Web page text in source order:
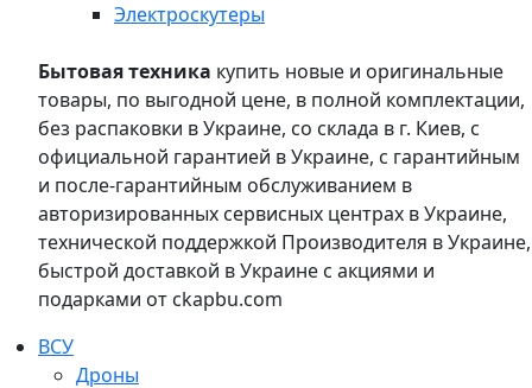
Электроскутеры
Бытовая техника купить новые и оригинальные
товары, по выгодной цене, в полной комплектации,
без распаковки в Украине, со склада в г. Киев, с
официальной гарантией в Украине, с гарантийным
и после-гарантийным обслуживанием в
авторизированных сервисных центрах в Украине,
технической поддержкой Производителя в Украине,
быстрой доставкой в Украине с акциями и
подарками от ckapbu.com
ВСУ
Дроны